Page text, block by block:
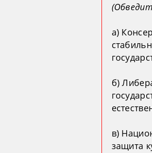
а)
б)
в)
защита